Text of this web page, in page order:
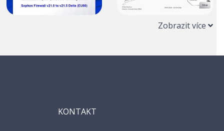
Zobrazit více
KONTAKT